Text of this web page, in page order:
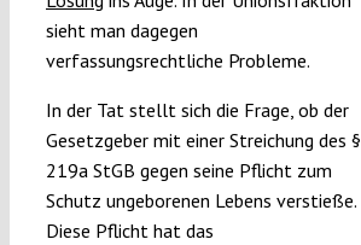
sieht man dagegen
verfassungsrechtliche Probleme.
In der Tat stellt sich die Frage, ob der
Gesetzgeber mit einer Streichung des §
219a StGB gegen seine Pflicht zum
Schutz ungeborenen Lebens verstieße.
Diese Pflicht hat das